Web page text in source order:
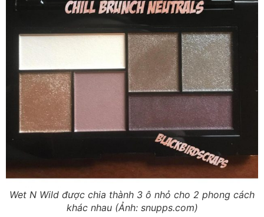
Wet N Wild được chia thành 3 ô nhỏ cho 2 phong cách
khác nhau (Ảnh: snupps.com)